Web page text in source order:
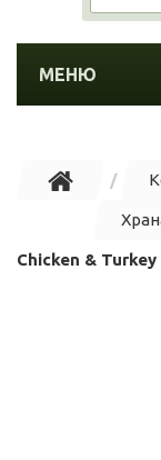
МЕНЮ
Chicken &